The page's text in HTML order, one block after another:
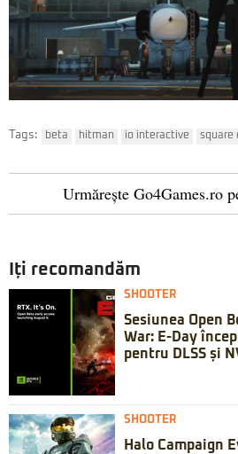
Tags: beta hitman io interactive square
Urmărește Go4Games.ro
Iți recomandăm
SHOOTER
Sesiunea Open
War: E-Day
pentru DLSS și
SHOOTER
Halo Campaign